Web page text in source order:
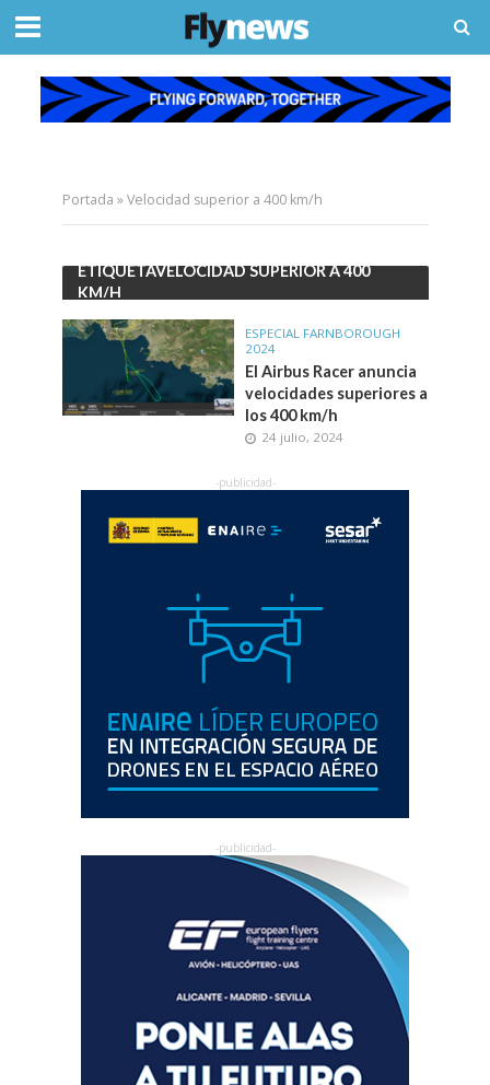
Portada »Velocidad superior a 400 km/h
ETIQUETAVELOCIDAD SUPERIOR A 400
KM/H
ESPECIAL FARNBOROUGH
2024
El Airbus Racer anuncia
velocidades superiores a
los 400 km/h
24 julio, 2024